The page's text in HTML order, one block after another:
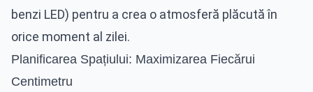
benzi LED) pentru a crea o atmosferă plăcută în
orice moment al zilei.
Planificarea Spațiului: Maximizarea Fiecărui
Centimetru